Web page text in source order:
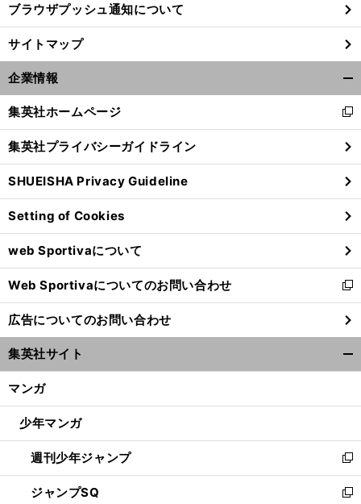
ブラウザプッシュ通知について
サイトマップ
企業情報
閉
る
集英社ホームページ
新
し
い
ウ
ィ
ン
ド
ウ
で
開
く
集英社プライバシーガイドライン
SHUEISHA Privacy Guideline
Setting of Cookies
web Sportivaについて
Web Sportivaについてのお問い合わせ
新
し
い
ウ
ィ
ン
ウ
開
く
広告についてのお問い合わせ
集英社サイト
マンガ
少年マンガ
週刊少年ジャンプ
新
し
い
ジャンプSQ
新